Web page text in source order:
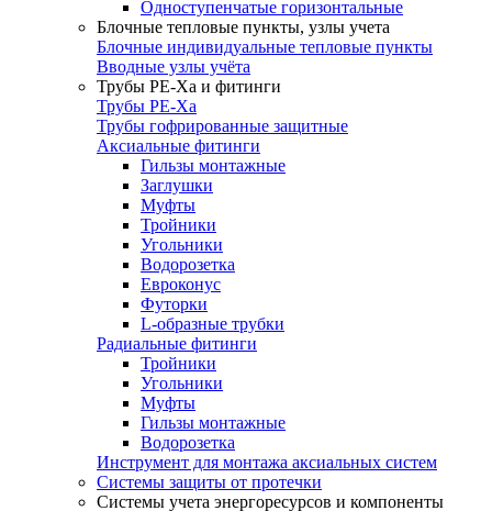
Одноступенчатые горизонтальные
Блочные тепловые пункты, узлы учета
Блочные индивидуальные тепловые пункты
Вводные узлы учёта
Трубы РЕ-Ха и фитинги
Трубы РЕ-Ха
Трубы гофрированные защитные
Аксиальные фитинги
Гильзы монтажные
Заглушки
Муфты
Тройники
Угольники
Водорозетка
Евроконус
Футорки
L-образные трубки
Радиальные фитинги
Тройники
Угольники
Муфты
Гильзы монтажные
Водорозетка
Инструмент для монтажа аксиальных систем
Системы защиты от протечки
Системы учета энергоресурсов и компоненты